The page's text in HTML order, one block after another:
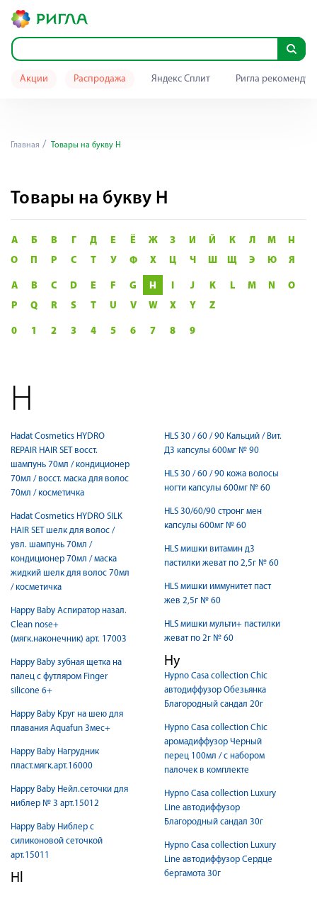
Акции Распродажа Яндекс Сплит Ригла
Главная Товары на букву H
Товары на букву H
А Б В Г Д Е Ё Ж З И Й К Л М
Н
О
П Р С Т У Ф Х Ц Ч Ш Щ Э Ю Я
A B C D E F G H I J K L M N
O
P
Q R S T U V W X Y Z
0 1 2 3 4 5 6 7 8 9
H
Hadat Cosmetics HYDRO
REPAIR HAIR SET восст.
шампунь 70мл / кондиционер
70мл / восст. маска для волос
70мл / косметичка
Hadat Cosmetics HYDRO SILK
HAIR SET шелк для волос /
увл. шампунь 70мл /
кондиционер 70мл / маска
жидкий шелк для волос 70мл
/ косметичка
Happy Baby Аспиратор назал.
Clean nose+
(мягк.наконечник) арт. 17003
Happy Baby зубная щетка на
палец с футляром Finger
silicone 6+
Happy Baby Круг на шею для
плавания Aquafun 3мес+
Happy Baby Нагрудник
пласт.мягк.арт.16000
Happy Baby Нейл.сеточки для
ниблер № 3 арт.15012
Happy Baby Ниблер с
силиконовой сеточкой
арт.15011
Hl
HLS 30 / 60 / 90 Кальций / Вит.
Д3 капсулы 600мг № 90
HLS 30 / 60 / 90 кожа волосы
ногти капсулы 600мг № 60
HLS 30/60/90 стронг мен
капсулы 600мг № 60
HLS мишки витамин д3
пастилки жеват по 2,5г № 60
HLS мишки иммунитет паст
жев 2,5г № 60
HLS мишки мульти+ пастилки
жеват по 2г № 60
Hy
Hypno Casa collection Chic
автодиффузор Обезьянка
Благородный сандал 20г
Hypno Casa collection Chic
аромадиффузор Черный
перец 100мл / с набором
палочек в комплекте
Hypno Casa collection Luxury
Line автодиффузор
Благородный сандал 30г
Hypno Casa collection Luxury
Line автодиффузор Сердце
бергамота 30г